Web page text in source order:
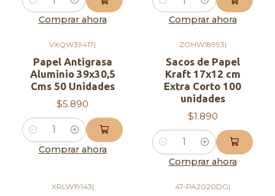
Cantidad
Comprar ahora
Cantidad
Comprar ahora
VXQW39417|
Papel Antigrasa
Aluminio 39x30,5
Cms 50 Unidades
$5.890
Cantidad
Comprar ahora
ZOHW18993|
Sacos de Papel
Kraft 17x12 cm
Extra Corto 100
unidades
$1.890
Cantidad
Comprar ahora
XRLW19143| 47-PA2020DG|